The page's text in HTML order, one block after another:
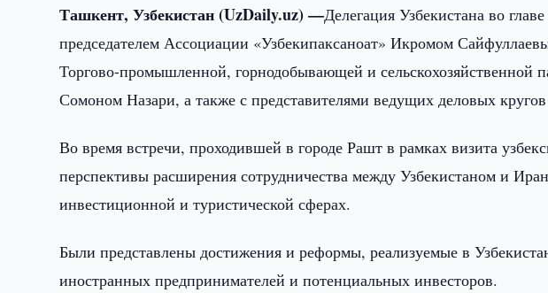
Ташкент, Узбекистан (UzDaily.uz) —Делегация Узбекистана во
председателем Ассоциации «Узбекипаксаноат» Икромом
Торгово-промышленной, горнодобывающей и сельскохозяйственной
Сомоном Назари, а также с представителями ведущих деловых
Во время встречи, проходившей в городе Рашт в рамках визита
перспективы расширения сотрудничества между Узбекистаном и
инвестиционной и туристической сферах.
Были представлены достижения и реформы, реализуемые в
иностранных предпринимателей и потенциальных инвесторов.